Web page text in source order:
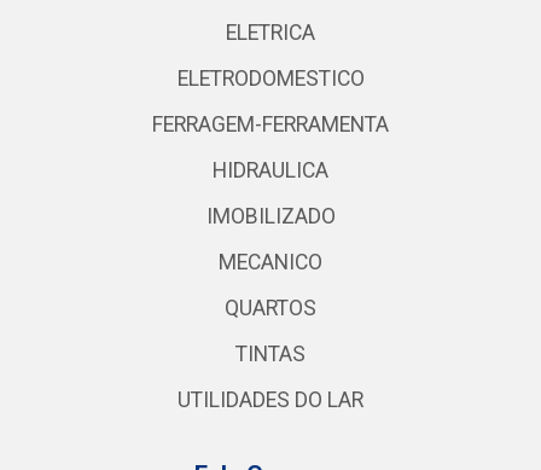
ELETRICA
ELETRODOMESTICO
FERRAGEM-FERRAMENTA
HIDRAULICA
IMOBILIZADO
MECANICO
QUARTOS
TINTAS
UTILIDADES DO LAR